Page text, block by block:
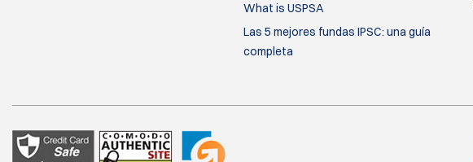
What is USPSA
Las 5 mejores fundas IPSC: una guía
completa